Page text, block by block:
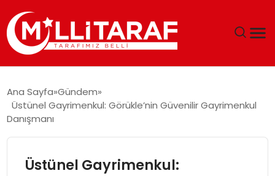
ÖZEL SAYFALAR
Ana Sayfa Gündem
Üstünel Gayrimenkul: Görükle’nin Güvenilir Gayrimenkul
Danışmanı
Üstünel Gayrimenkul: